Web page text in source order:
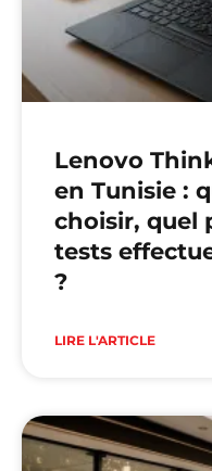
Lenovo
en Tunisie :
choisir, quel
tests
?
LIRE L'ARTICLE